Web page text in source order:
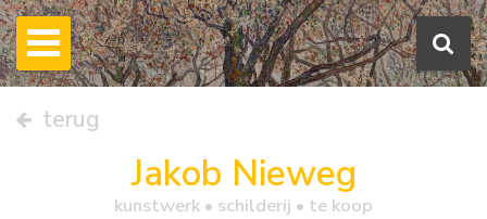
terug
Jakob Nieweg
kunstwerk • schilderij • te koop